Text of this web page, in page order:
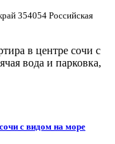
354054 Российская
в центре сочи с
вода и парковка,
с видом на море